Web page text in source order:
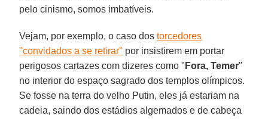
pelo cinismo, somos imbatíveis.
Vejam, por exemplo, o caso dostorcedores
"convidados a se retirar" por insistirem em portar
perigosos cartazes com dizeres como " Fora, Temer"
no interior do espaço sagrado dos templos olímpicos.
Se fosse na terra do velho Putin, eles já estariam na
cadeia, saindo dos estádios algemados e de cabeça